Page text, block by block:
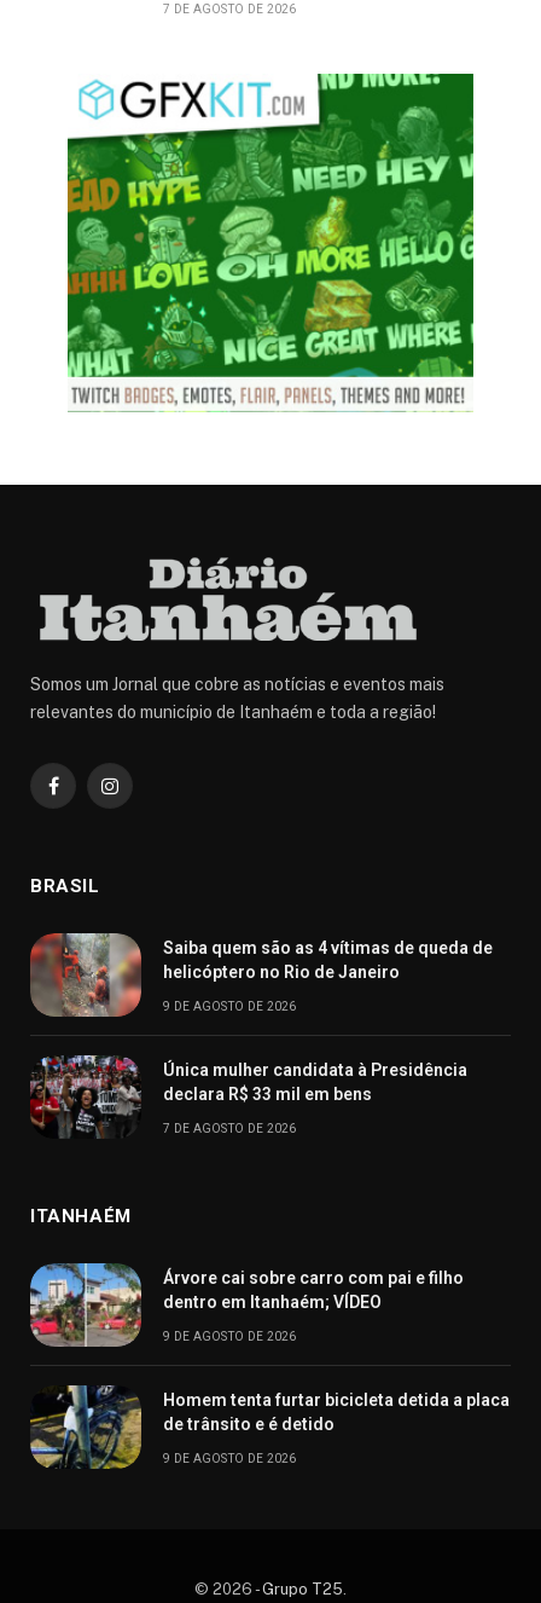
7 DE AGOSTO DE 2026
Somos um Jornal que cobre as notícias e eventos mais
relevantes do município de Itanhaém e toda a região!
FacebookInstagram
BRASIL
Saiba quem são as 4 vítimas de queda de
helicóptero no Rio de Janeiro
9 DE AGOSTO DE 2026
Única mulher candidata à Presidência
declara R$ 33 mil em bens
7 DE AGOSTO DE 2026
ITANHAÉM
Árvore cai sobre carro com pai e filho
dentro em Itanhaém; VÍDEO
9 DE AGOSTO DE 2026
Homem tenta furtar bicicleta detida a placa
de trânsito e é detido
9 DE AGOSTO DE 2026
© 2026 -Grupo T25